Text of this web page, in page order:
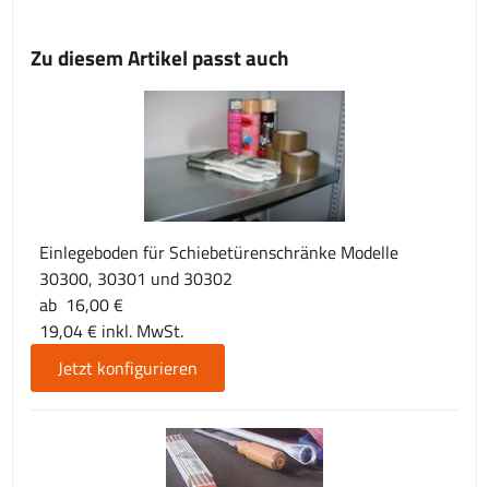
Zu diesem Artikel passt auch
Einlegeboden für Schiebetürenschränke Modelle
30300, 30301 und 30302
ab 16,00 €
19,04 € inkl. MwSt.
Jetzt konfigurieren